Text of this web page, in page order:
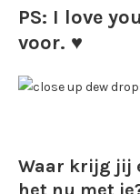
PS: I love
voor. ♥
Waar krijg jij